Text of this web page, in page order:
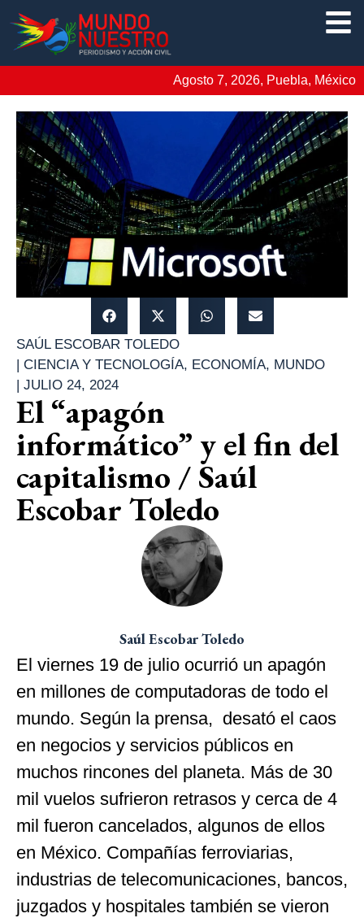
Agosto 7, 2026, Puebla, México
SAÚL ESCOBAR TOLEDO
CIENCIA Y TECNOLOGÍA, ECONOMÍA, MUNDO
JULIO 24, 2024
El “apagón
informático” y el fin del
capitalismo / Saúl
Escobar Toledo
Saúl Escobar Toledo
El viernes 19 de julio ocurrió un apagón
en millones de computadoras de todo el
mundo. Según la prensa, desató el caos
en negocios y servicios públicos en
muchos rincones del planeta. Más de 30
mil vuelos sufrieron retrasos y cerca de 4
mil fueron cancelados, algunos de ellos
en México. Compañías ferroviarias,
industrias de telecomunicaciones, bancos,
juzgados y hospitales también se vieron